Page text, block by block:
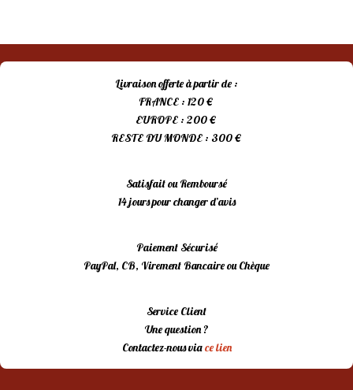
Livraison offerte à partir de :
FRANCE : 120 €
EUROPE : 200 €
RESTE DU MONDE : 300 €
Satisfait ou Remboursé
14 jours pour changer d’avis
Paiement Sécurisé
PayPal, CB, Virement Bancaire ou Chèque
Service Client
Une question ?
Contactez-nous viace lien